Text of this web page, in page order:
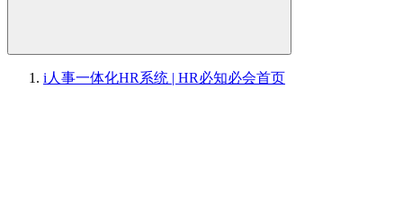
i人事一体化HR系统 | HR必知必会首页